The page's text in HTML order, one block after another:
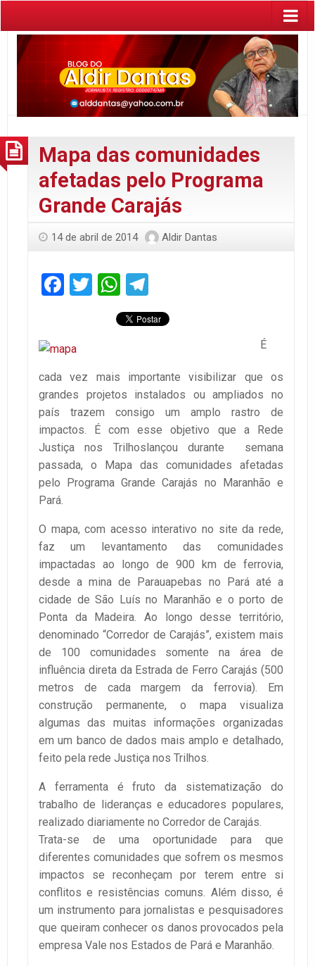
Mapa das comunidades
afetadas pelo Programa
Grande Carajás
14 de abril de 2014 Aldir Dantas
Facebook
TwitterWhatsApp
É
cada vez mais importante visibilizar que os
grandes projetos instalados ou ampliados no
país trazem consigo um amplo rastro de
impactos. É com esse objetivo que a Rede
Justiça nos Trilhoslançou durante semana
passada, o Mapa das comunidades afetadas
pelo Programa Grande Carajás no Maranhão e
Pará.
O mapa, com acesso interativo no site da rede,
faz um levantamento das comunidades
impactadas ao longo de 900 km de ferrovia,
desde a mina de Parauapebas no Pará até a
cidade de São Luís no Maranhão e o porto de
Ponta da Madeira. Ao longo desse território,
denominado “Corredor de Carajás”, existem mais
de 100 comunidades somente na área de
influência direta da Estrada de Ferro Carajás (500
metros de cada margem da ferrovia). Em
construção permanente, o mapa visualiza
algumas das muitas informações organizadas
em um banco de dados mais amplo e detalhado,
feito pela rede Justiça nos Trilhos.
A ferramenta é fruto da sistematização do
trabalho de lideranças e educadores populares,
realizado diariamente no Corredor de Carajás.
Trata-se de uma oportunidade para que
diferentes comunidades que sofrem os mesmos
impactos se reconheçam por terem entre si
conflitos e resistências comuns. Além disso, é
um instrumento para jornalistas e pesquisadores
que queiram conhecer os danos provocados pela
empresa Vale nos Estados de Pará e Maranhão.